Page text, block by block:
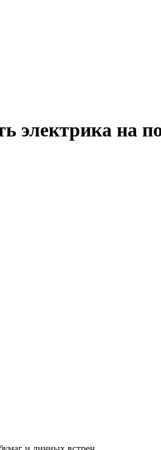
электрика на